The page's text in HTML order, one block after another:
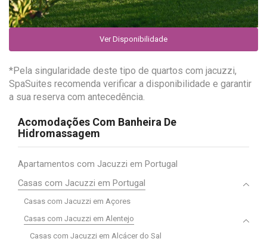
Ver Disponibilidade
*Pela singularidade deste tipo de quartos com jacuzzi,
SpaSuites recomenda verificar a disponibilidade e garantir
a sua reserva com antecedência.
Acomodações Com Banheira De
Hidromassagem
Apartamentos com Jacuzzi em Portugal
Casas com Jacuzzi em Portugal
Casas com Jacuzzi em Açores
Casas com Jacuzzi em Alentejo
Casas com Jacuzzi em Alcácer do Sal